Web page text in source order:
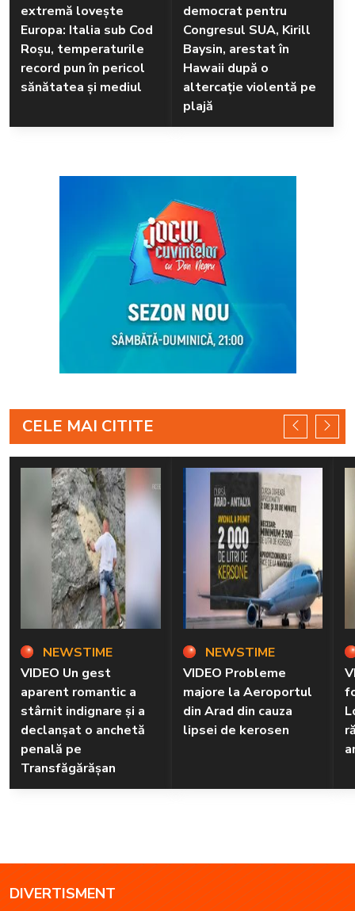
extremă lovește
Europa: Italia sub Cod
Roșu, temperaturile
record pun în pericol
sănătatea și mediul
democrat pentru
Congresul SUA, Kirill
Baysin, arestat în
Hawaii după o
altercație violentă pe
plajă
CELE MAI CITITE
NEWSTIME
VIDEO Un gest
aparent romantic a
stârnit indignare și a
declanșat o anchetă
penală pe
Transfăgărășan
NEWSTIME
VIDEO Probleme
majore la Aeroportul
din Arad din cauza
lipsei de kerosen
DIVERTISMENT